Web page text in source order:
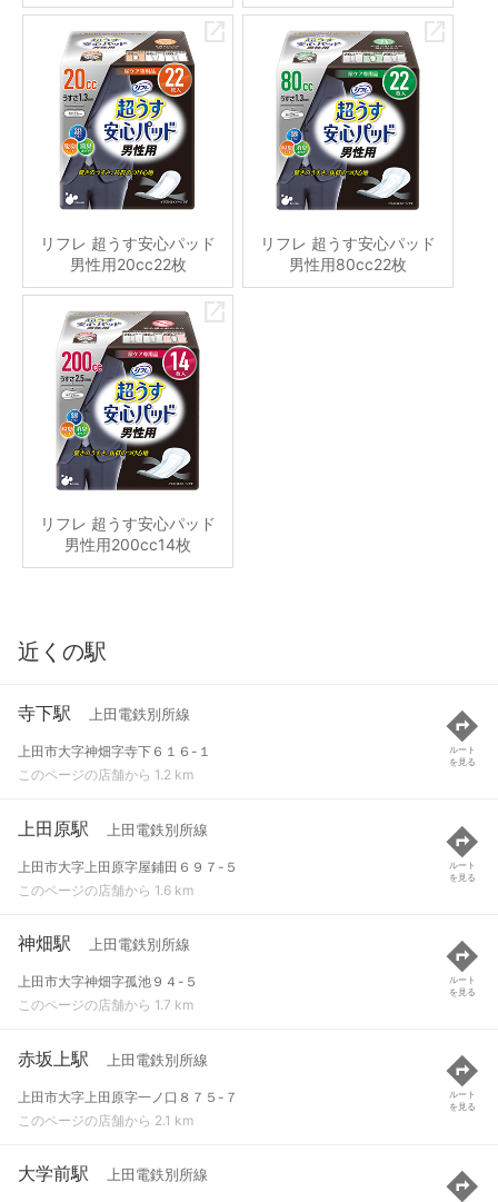
リフレ 超うす安心パッド
男性用20cc22枚
リフレ 超うす安心パッド
男性用80cc22枚
リフレ 超うす安心パッド
男性用200cc14枚
近くの駅
寺下駅 上田電鉄別所線
上田市大字神畑字寺下６１６-１
このページの店舗から 1.2 km
ルート
を見る
上田原駅 上田電鉄別所線
上田市大字上田原字屋鋪田６９７-５
このページの店舗から 1.6 km
ルート
を見る
神畑駅 上田電鉄別所線
上田市大字神畑字孤池９４-５
このページの店舗から 1.7 km
ルート
を見る
赤坂上駅 上田電鉄別所線
上田市大字上田原字一ノ口８７５-７
このページの店舗から 2.1 km
ルート
を見る
大学前駅 上田電鉄別所線